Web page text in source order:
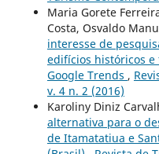
Maria Gorete
Costa, Osvaldo
interesse de
edifícios históricos
Google Trends ,
v. 4 n. 2 (2016)
Karoliny Diniz
alternativa para o
de Itamatatiua e